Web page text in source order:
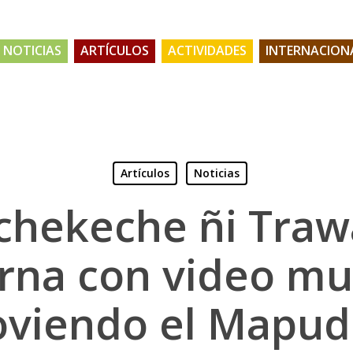
NOTICIAS ARTÍCULOS ACTIVIDADES
Artículos Noticias
ñi
con video
el